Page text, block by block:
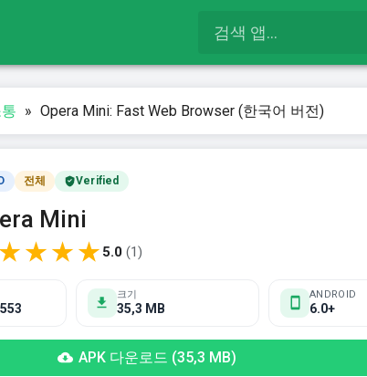
» Opera Mini: Fast Web Browser (한국어 버전)
전체 Verified
Mini
★★★★ 5.0 (1)
크기
35,3 MB
ANDROID
6.0+
APK 다운로드 (35,3 MB)